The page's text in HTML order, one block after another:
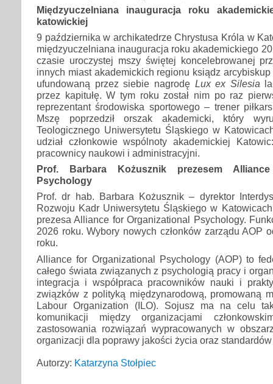
Międzyuczelniana inauguracja roku
katowickiej
9 października w archikatedrze Chrystusa Króla w
międzyuczelniana inauguracja roku akademickiego
czasie uroczystej mszy świętej koncelebrowanej
innych miast akademickich regionu ksiądz arcybiskup
ufundowaną przez siebie nagrodę Lux ex Silesia
przez kapitułę. W tym roku został nim po raz
reprezentant środowiska sportowego – trener
Mszę poprzedził orszak akademicki, który
Teologicznego Uniwersytetu Śląskiego w
udział członkowie wspólnoty akademickiej
pracownicy naukowi i administracyjni.
Prof. Barbara Kożusznik prezesem
Psychology
Prof. dr hab. Barbara Kożusznik – dyrektor
Rozwoju Kadr Uniwersytetu Śląskiego w
prezesa Alliance for Organizational Psychology.
2026 roku. Wybory nowych członków zarządu AOP
roku.
Alliance for Organizational Psychology (AOP) to
całego świata związanych z psychologią pracy i
integracja i współpraca pracowników nauki i
związków z polityką międzynarodową, promowaną
Labour Organization (ILO). Sojusz ma na celu
komunikacji między organizacjami
zastosowania rozwiązań wypracowanych w
organizacji dla poprawy jakości życia oraz standardów
Autorzy: Katarzyna Stołpiec